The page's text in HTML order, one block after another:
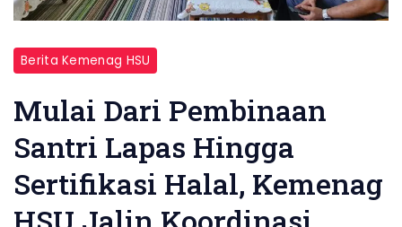
Berita Kemenag HSU
Mulai Dari Pembinaan
Santri Lapas Hingga
Sertifikasi Halal, Kemenag